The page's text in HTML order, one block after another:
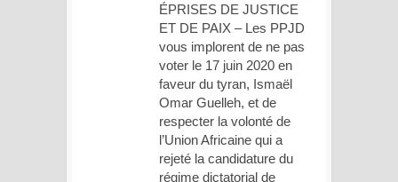
ÉPRISES DE JUSTICE
ET DE PAIX – Les PPJD
vous implorent de ne pas
voter le 17 juin 2020 en
faveur du tyran, Ismaël
Omar Guelleh, et de
respecter la volonté de
l’Union Africaine qui a
rejeté la candidature du
régime dictatorial de